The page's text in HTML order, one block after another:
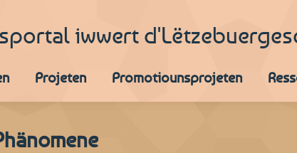
iwwert
Projeten Promotiounsprojeten